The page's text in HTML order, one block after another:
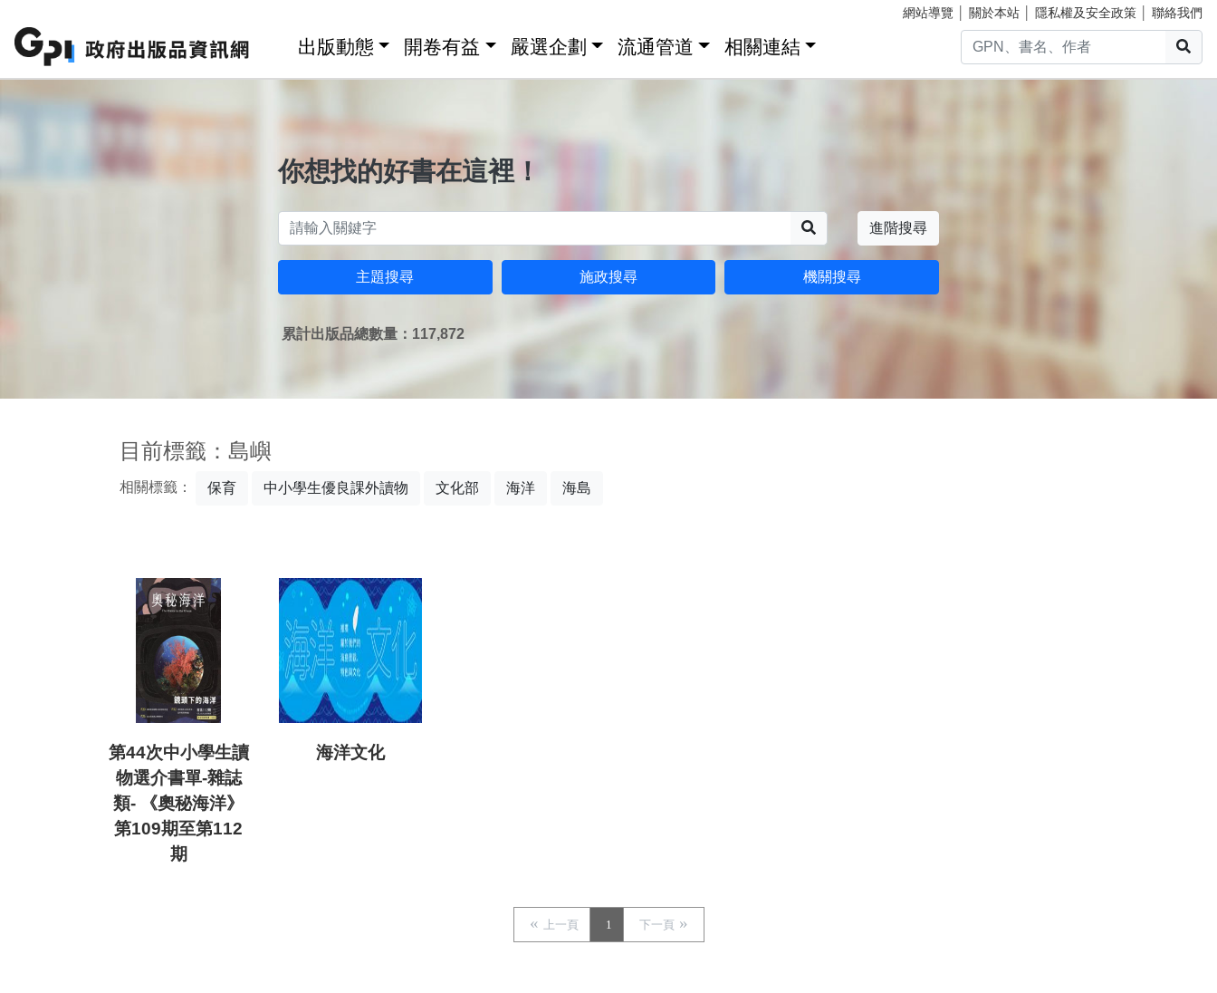
網站導覽 關於本站 隱私權及安全政策 聯絡我們
出版動態 開卷有益 嚴選企劃 流通管道 相關連結
你想找的好書在這裡！
進階搜尋
主題搜尋 施政搜尋 機關搜尋
累計出版品總數量：117,872
目前標籤：島嶼
相關標籤： 保育 中小學生優良課外讀物 文化部 海洋 海島
第44次中小學生讀
物選介書單-雜誌
類- 《奧秘海洋》
第109期至第112
期
海洋文化
上一頁 1 下一頁